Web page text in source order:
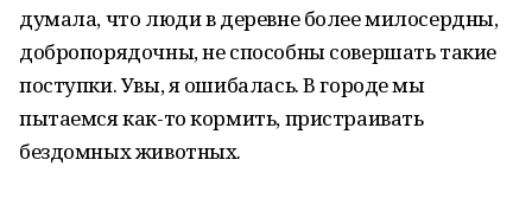
думала, что люди в деревне более милосердны,
добропорядочны, не способны совершать такие
поступки. Увы, я ошибалась. В городе мы
пытаемся как-то кормить, пристраивать
бездомных животных.